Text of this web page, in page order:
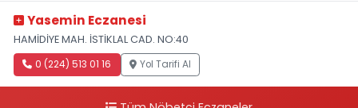
Yasemin Eczanesi
HAMİDİYE MAH. İSTİKLAL CAD. NO:40
0 (224) 513 01 16 Yol Tarifi Al